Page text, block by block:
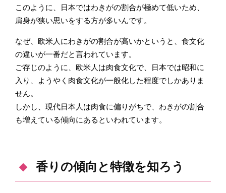
このように、日本ではわきがの割合が極めて低いため、
肩身が狭い思いをする方が多いんです。
なぜ、欧米人にわきがの割合が高いかというと、食文化
の違いが一番だと言われています。
ご存じのように、欧米人は肉食文化で、日本では昭和に
入り、ようやく肉食文化が一般化した程度でしかありま
せん。
しかし、現代日本人は肉食に偏りがちで、わきがの割合
も増えている傾向にあるといわれています。
香りの傾向と特徴を知ろう